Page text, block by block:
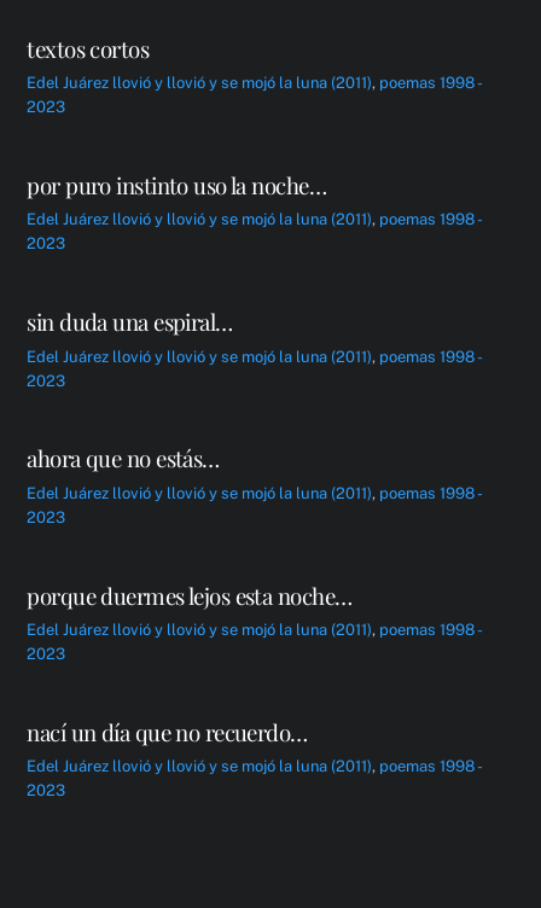
textos cortos
Edel Juárez llovió y llovió y se mojó la luna (2011), poemas 1998 -
2023
por puro instinto uso la noche…
Edel Juárez llovió y llovió y se mojó la luna (2011), poemas 1998 -
2023
sin duda una espiral…
Edel Juárez llovió y llovió y se mojó la luna (2011), poemas 1998 -
2023
ahora que no estás…
Edel Juárez llovió y llovió y se mojó la luna (2011), poemas 1998 -
2023
porque duermes lejos esta noche…
Edel Juárez llovió y llovió y se mojó la luna (2011), poemas 1998 -
2023
nací un día que no recuerdo…
Edel Juárez llovió y llovió y se mojó la luna (2011), poemas 1998 -
2023